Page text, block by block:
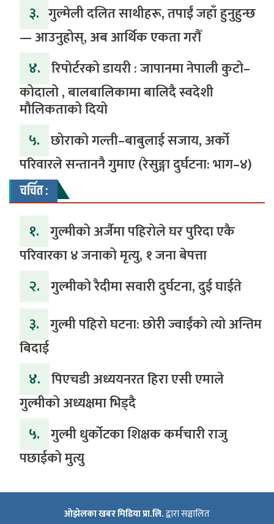
३. ​गुल्मेली दलित साथीहरू, तपाईं जहाँ हुनुहुन्छ
— आउनुहोस्, अब आर्थिक एकता गरौँ
४. रिपोर्टरको डायरी : जापानमा नेपाली कुटो–
कोदालो , बालबालिकामा बालिदै स्वदेशी
मौलिकताको दियो
५. ‎​छोराको गल्ती–बाबुलाई सजाय, अर्को
परिवारले सन्ताननै गुमाए (रेसुङ्गा दुर्घटना: भाग–४) ‎
चर्चित :
१. गुल्मीको अर्जैमा पहिरोले घर पुरिदा एकै
परिवारका ४ जनाको मृत्यु, १ जना बेपत्ता
२. गुल्मीको रैदीमा सवारी दुर्घटना, दुई घाईते
३. गुल्मी पहिरो घटना: छोरी ज्वाईंको त्यो अन्तिम
बिदाई
४. पिएचडी अध्ययनरत हिरा एसी एमाले
गुल्मीको अध्यक्षमा भिड्दै
५. गुल्मी धुर्कोटका शिक्षक कर्मचारी राजु
पछाईको मुत्यु
ओझेलका खबर मिडिया प्रा.लि.द्वारा सञ्चालित